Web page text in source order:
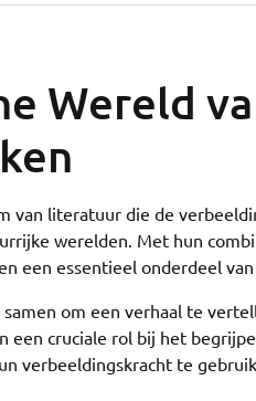
Wereld
van literatuur die de
werelden. Met hun
een essentieel onderdeel
om een verhaal te
cruciale rol bij het
verbeeldingskracht te